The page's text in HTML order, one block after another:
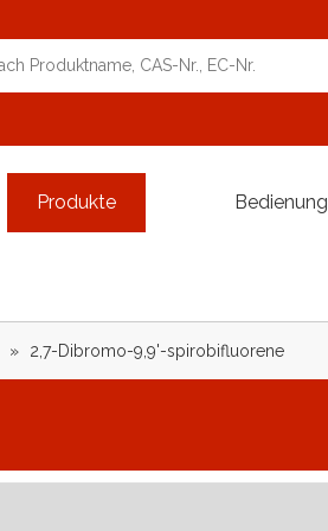
Produkte Bedienung
» 2,7-Dibromo-9,9'-spirobifluorene